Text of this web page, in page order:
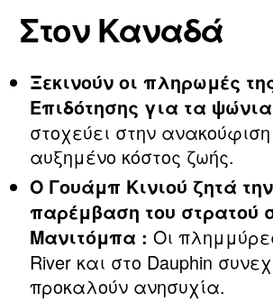
Στον Καναδά
Ξεκινούν οι πληρωμές
Επιδότησης για τα
στοχεύει στην
αυξημένο κόστος ζωής.
Ο Γουάμπ Κινιού ζητά την
παρέμβαση του στρατού
Μανιτόμπα : Οι
River και στο Dauphin
προκαλούν ανησυχία.